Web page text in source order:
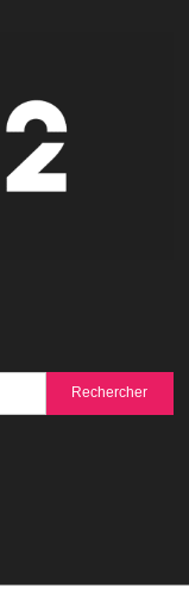
Rechercher :